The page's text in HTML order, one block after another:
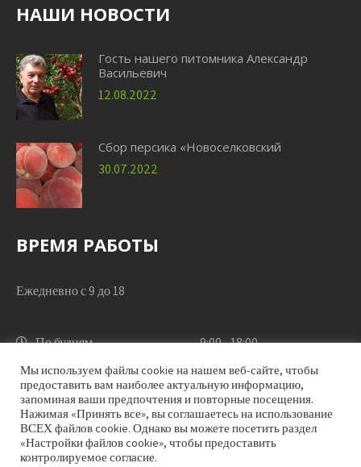
НАШИ НОВОСТИ
Гость нашего питомника Александр
Васильевич
12.08.2022
Сбор персика «Новоселковский
30.07.2022
ВРЕМЯ РАБОТЫ
Ежедневно с 9 до 18
По будням 9:00 - 18:00
По выходным 9:00 - 18:00
Мы используем файлы cookie на нашем веб-сайте, чтобы
предоставить вам наиболее актуальную информацию,
запоминая ваши предпочтения и повторные посещения.
Нажимая «Принять все», вы соглашаетесь на использование
ВСЕХ файлов cookie. Однако вы можете посетить раздел
«Настройки файлов cookie», чтобы предоставить
контролируемое согласие.